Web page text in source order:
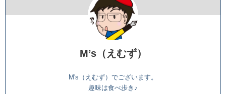
M’s（えむず）
M's（えむず）でございます。
趣味は食べ歩き♪